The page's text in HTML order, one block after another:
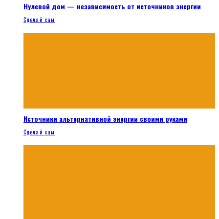
Нулевой дом — независимость от источников энергии
Сделай сам
Источники альтернативной энергии своими руками
Сделай сам